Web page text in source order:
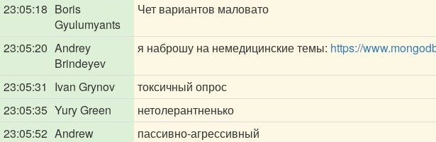
23:05:18 Boris
Gyulumyants
Чет вариантов маловато
23:05:20 Andrey
Brindeyev
я наброшу на немедицинские темы: https://
23:05:31 Ivan Grynov
токсичный опрос
23:05:35 Yury Green
нетолерантненько
23:05:52 Andrew
пассивно-агрессивный